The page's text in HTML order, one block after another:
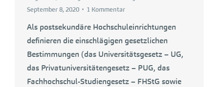
September 8, 2020
1 Kommentar
Als postsekundäre Hochschuleinrichtungen
definieren die einschlägigen gesetzlichen
Bestimmungen (das Universitätsgesetz – UG,
das Privatuniversitätengesetz – PUG, das
Fachhochschul-Studiengesetz – FHStG sowie